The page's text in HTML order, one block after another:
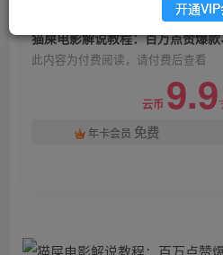
此内容为付费阅读，请付费后查看
云币 9.9
年卡会员 免费
开通VIP